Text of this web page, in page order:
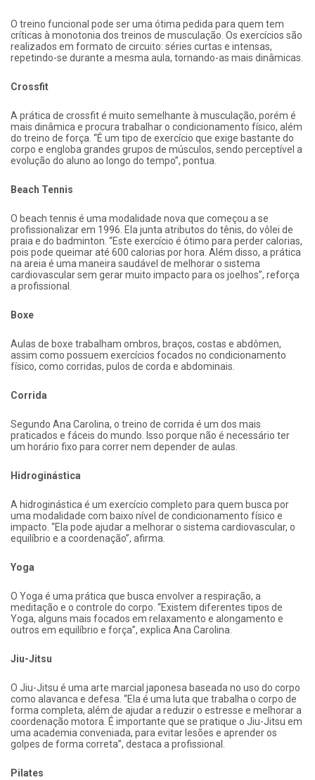
O treino funcional pode ser uma ótima pedida para quem tem
críticas à monotonia dos treinos de musculação. Os exercícios são
realizados em formato de circuito: séries curtas e intensas,
repetindo-se durante a mesma aula, tornando-as mais dinâmicas.
Crossfit
A prática de crossfit é muito semelhante à musculação, porém é
mais dinâmica e procura trabalhar o condicionamento físico, além
do treino de força. “É um tipo de exercício que exige bastante do
corpo e engloba grandes grupos de músculos, sendo perceptível a
evolução do aluno ao longo do tempo”, pontua.
Beach Tennis
O beach tennis é uma modalidade nova que começou a se
profissionalizar em 1996. Ela junta atributos do tênis, do vôlei de
praia e do badminton. “Este exercício é ótimo para perder calorias,
pois pode queimar até 600 calorias por hora. Além disso, a prática
na areia é uma maneira saudável de melhorar o sistema
cardiovascular sem gerar muito impacto para os joelhos”, reforça
a profissional.
Boxe
Aulas de boxe trabalham ombros, braços, costas e abdômen,
assim como possuem exercícios focados no condicionamento
físico, como corridas, pulos de corda e abdominais.
Corrida
Segundo Ana Carolina, o treino de corrida é um dos mais
praticados e fáceis do mundo. Isso porque não é necessário ter
um horário fixo para correr nem depender de aulas.
Hidroginástica
A hidroginástica é um exercício completo para quem busca por
uma modalidade com baixo nível de condicionamento físico e
impacto. “Ela pode ajudar a melhorar o sistema cardiovascular, o
equilíbrio e a coordenação”, afirma.
Yoga
O Yoga é uma prática que busca envolver a respiração, a
meditação e o controle do corpo. “Existem diferentes tipos de
Yoga, alguns mais focados em relaxamento e alongamento e
outros em equilíbrio e força”, explica Ana Carolina.
Jiu-Jitsu
O Jiu-Jitsu é uma arte marcial japonesa baseada no uso do corpo
como alavanca e defesa. “Ela é uma luta que trabalha o corpo de
forma completa, além de ajudar a reduzir o estresse e melhorar a
coordenação motora. É importante que se pratique o Jiu-Jitsu em
uma academia conveniada, para evitar lesões e aprender os
golpes de forma correta”, destaca a profissional.
Pilates